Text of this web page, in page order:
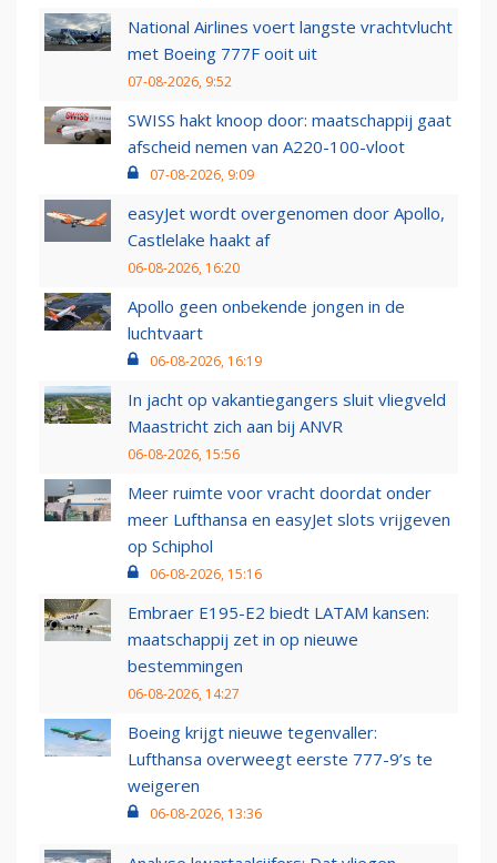
National Airlines voert langste vrachtvlucht
met Boeing 777F ooit uit
07-08-2026, 9:52
SWISS hakt knoop door: maatschappij gaat
afscheid nemen van A220-100-vloot
07-08-2026, 9:09
easyJet wordt overgenomen door Apollo,
Castlelake haakt af
06-08-2026, 16:20
Apollo geen onbekende jongen in de
luchtvaart
06-08-2026, 16:19
In jacht op vakantiegangers sluit vliegveld
Maastricht zich aan bij ANVR
06-08-2026, 15:56
Meer ruimte voor vracht doordat onder
meer Lufthansa en easyJet slots vrijgeven
op Schiphol
06-08-2026, 15:16
Embraer E195-E2 biedt LATAM kansen:
maatschappij zet in op nieuwe
bestemmingen
06-08-2026, 14:27
Boeing krijgt nieuwe tegenvaller:
Lufthansa overweegt eerste 777-9’s te
weigeren
06-08-2026, 13:36